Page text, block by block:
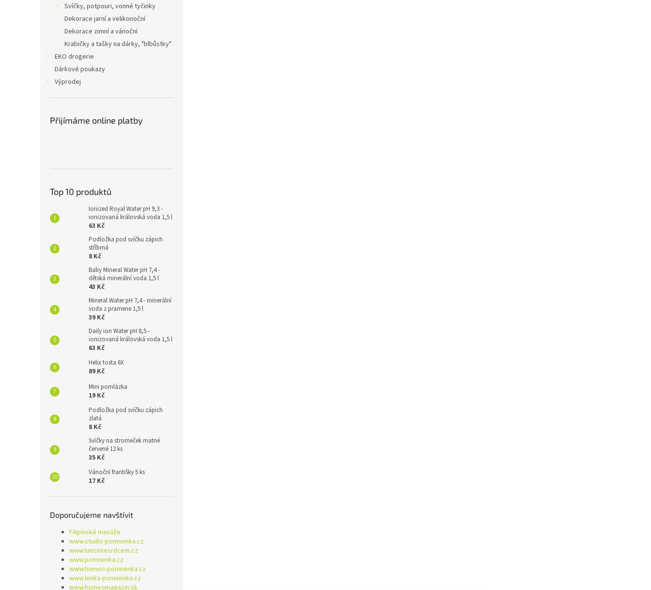
Svíčky, potpouri, vonné tyčinky
Dekorace jarní a velikonoční
Dekorace zimní a vánoční
Krabičky a tašky na dárky, "blbůstky"
EKO drogerie
Dárkové poukazy
Výprodej
Přijímáme online platby
Top 10 produktů
Ionized Royal Water pH 9,3 -
ionizovaná královská voda 1,5 l
63 Kč
Podložka pod svíčku zápich
stříbrná
8 Kč
Baby Mineral Water pH 7,4 -
dětská minerální voda 1,5 l
43 Kč
Mineral Water pH 7,4 - minerální
voda z pramene 1,5 l
39 Kč
Daily ion Water pH 8,5 -
ionizovaná královská voda 1,5 l
63 Kč
Helix tosta 6X
89 Kč
Mini pomlázka
19 Kč
Podložka pod svíčku zápich
zlatá
8 Kč
Svíčky na stromeček matné
červené 12 ks
35 Kč
Vánoční františky 5 ks
17 Kč
Doporučujeme navštívit
Filipínské masáže
www.studio-pomnenka.cz
www.tancimesrdcem.cz
www.pomnenka.cz
www.homeo-pomnenka.cz
www.lenka-pomnenka.cz
www.homeomagazin.sk